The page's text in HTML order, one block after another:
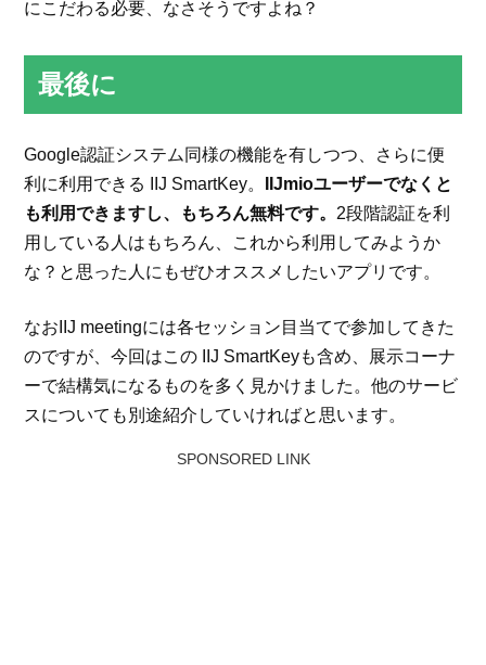
にこだわる必要、なさそうですよね？
最後に
Google認証システム同様の機能を有しつつ、さらに便
利に利用できる IIJ SmartKey。
IIJmioユーザーでなくと
も利用できますし、もちろん無料です。 2段階認証を利
用している人はもちろん、これから利用してみようか
な？と思った人にもぜひオススメしたいアプリです。
なおIIJ meetingには各セッション目当てで参加してきた
のですが、今回はこの IIJ SmartKeyも含め、展示コーナ
ーで結構気になるものを多く見かけました。他のサービ
スについても別途紹介していければと思います。
SPONSORED LINK